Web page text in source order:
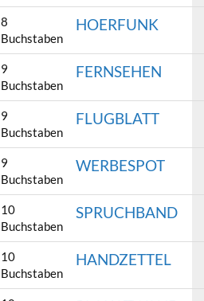
8
Buchstaben
HOERFUNK
9
Buchstaben
FERNSEHEN
9
Buchstaben
FLUGBLATT
9
Buchstaben
WERBESPOT
10
Buchstaben
SPRUCHBAND
10
Buchstaben
HANDZETTEL